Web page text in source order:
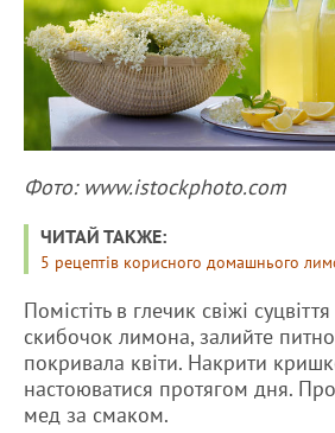
Фото: www.istockphoto.com
ЧИТАЙ ТАКЖЕ:
5 рецептів корисного домашнього
Помістіть в глечик свіжі
скибочок лимона, залийте
покривала квіти. Накрити
настоюватися протягом дня.
мед за смаком.